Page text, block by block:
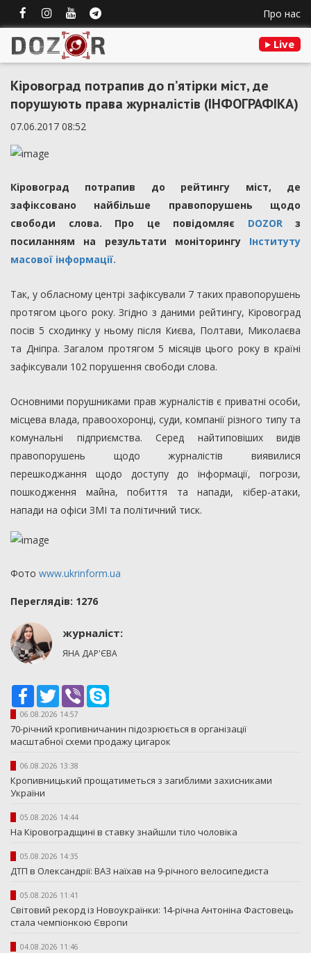
Про нас
Live
Кіровоград потрапив до п’ятірки міст, де
порушують права журналістів (ІНФОГРАФІКА)
07.06.2017 08:52
Кіровоград потрапив до рейтингу міст, де
зафіксовано найбільше правопорушень щодо
свободи слова. Про це повідомляє DOZORз
посиланням на результати моніторингу Інституту
масової інформації.
Так, у обласному центрі зафіксували 7 таких правопорушень
протягом цього року. Згідно з даними рейтингу, Кіровоград
посів 5 сходинку у ньому після Києва, Полтави, Миколаєва
та Дніпра. Загалом протягом 5 місяців цього року в країні
зафіксували 102 порушення свободи слова.
Основними порушниками прав журналістів є приватні особи,
місцева влада, правоохоронці, суди, компанії різного типу та
комунальні підприємства. Серед найтиповіших видів
правопорушень щодо журналістів виявилися
перешкоджання щодо доступу до інформації, погрози,
пошкодження майна, побиття та напади, кібер-атаки,
напади на офіси ЗМІ та політичний тиск.
Фото www.ukrinform.ua
Переглядiв: 1276
журналіст:
ЯНА ДАР'ЄВА
Facebook
TwitterViber
06.08.2026 14:57
70-річний кропивничанин підозрюється в організації
масштабної схеми продажу цигарок
06.08.2026 13:38
Кропивницький прощатиметься з загиблими захисниками
України
05.08.2026 14:44
На Кіровоградщині в ставку знайшли тіло чоловіка
05.08.2026 14:35
ДТП в Олександрії: ВАЗ наїхав на 9-річного велосипедиста
05.08.2026 11:41
Світовий рекорд із Новоукраїнки: 14-річна Антоніна Фастовець
стала чемпіонкою Європи
04.08.2026 11:46